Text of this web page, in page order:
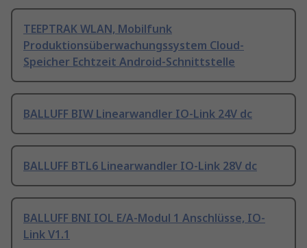
TEEPTRAK WLAN, Mobilfunk
Produktionsüberwachungssystem Cloud-
Speicher Echtzeit Android-Schnittstelle
BALLUFF BIW Linearwandler IO-Link 24V dc
BALLUFF BTL6 Linearwandler IO-Link 28V dc
BALLUFF BNI IOL E/A-Modul 1 Anschlüsse, IO-
Link V1.1